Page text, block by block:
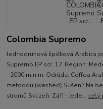
Colombia Supremo
Jednodruhová špičková
Supremo EP scr. 17 Region:
- 2000 m.n.m. Odrůda: Coffea
metodou (washed) Sušení: Na
stromů Sklizeň: Září - lede... celý